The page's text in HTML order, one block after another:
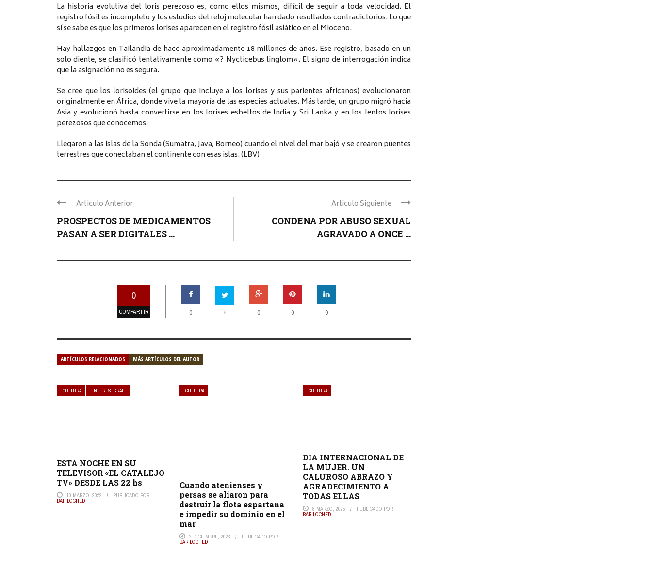
La historia evolutiva del loris perezoso es, como ellos mismos, difícil de seguir a toda velocidad. El
registro fósil es incompleto y los estudios del reloj molecular han dado resultados contradictorios. Lo que
sí se sabe es que los primeros lorises aparecen en el registro fósil asiático en el Mioceno.
Hay hallazgos en Tailandia de hace aproximadamente 18 millones de años. Ese registro, basado en un
solo diente, se clasificó tentativamente como «? Nycticebus linglom«. El signo de interrogación indica
que la asignación no es segura.
Se cree que los lorisoides (el grupo que incluye a los lorises y sus parientes africanos) evolucionaron
originalmente en África, donde vive la mayoría de las especies actuales. Más tarde, un grupo migró hacia
Asia y evolucionó hasta convertirse en los lorises esbeltos de India y Sri Lanka y en los lentos lorises
perezosos que conocemos.
Llegaron a las islas de la Sonda (Sumatra, Java, Borneo) cuando el nivel del mar bajó y se crearon puentes
terrestres que conectaban el continente con esas islas. (LBV)
Articulo Anterior
PROSPECTOS DE MEDICAMENTOS
PASAN A SER DIGITALES ...
Articulo Siguiente
CONDENA POR ABUSO SEXUAL
AGRAVADO A ONCE ...
0
COMPARTIR 0 + 0 0 0
ARTÍCULOS RELACIONADOS MÁS ARTÍCULOS DEL AUTOR
CULTURA INTERES. GRAL.
ESTA NOCHE EN SU
TELEVISOR «EL CATALEJO
TV» DESDE LAS 22 hs
10 MARZO, 2022 PUBLICADO POR
BARILOCHED
CULTURA
Cuando atenienses y
persas se aliaron para
destruir la flota espartana
e impedir su dominio en el
mar
2 DICIEMBRE, 2023 PUBLICADO POR
BARILOCHED
CULTURA
DIA INTERNACIONAL DE
LA MUJER. UN
CALUROSO ABRAZO Y
AGRADECIMIENTO A
TODAS ELLAS
8 MARZO, 2025 PUBLICADO POR
BARILOCHED